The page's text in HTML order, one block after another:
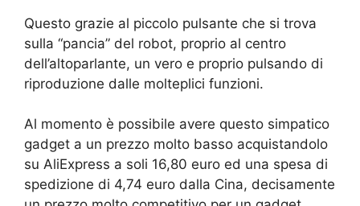
Questo grazie al piccolo pulsante che si trova
sulla “pancia” del robot, proprio al centro
dell’altoparlante, un vero e proprio pulsando di
riproduzione dalle molteplici funzioni.
Al momento è possibile avere questo simpatico
gadget a un prezzo molto basso acquistandolo
su AliExpress a soli 16,80 euro ed una spesa di
spedizione di 4,74 euro dalla Cina, decisamente